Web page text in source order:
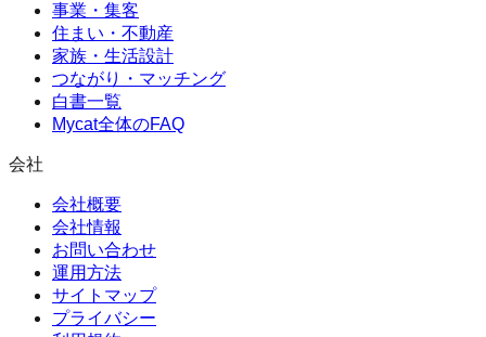
事業・集客
住まい・不動産
家族・生活設計
つながり・マッチング
白書一覧
Mycat全体のFAQ
会社
会社概要
会社情報
お問い合わせ
運用方法
サイトマップ
プライバシー